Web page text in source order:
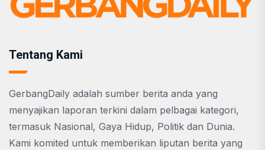
Tentang Kami
GerbangDaily adalah sumber berita anda yang
menyajikan laporan terkini dalam pelbagai kategori,
termasuk Nasional, Gaya Hidup, Politik dan Dunia.
Kami komited untuk memberikan liputan berita yang